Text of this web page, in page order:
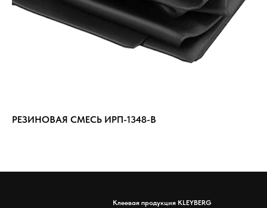
РЕЗИНОВАЯ СМЕСЬ ИРП-1348-В
Клеевая продукция KLEYBERG